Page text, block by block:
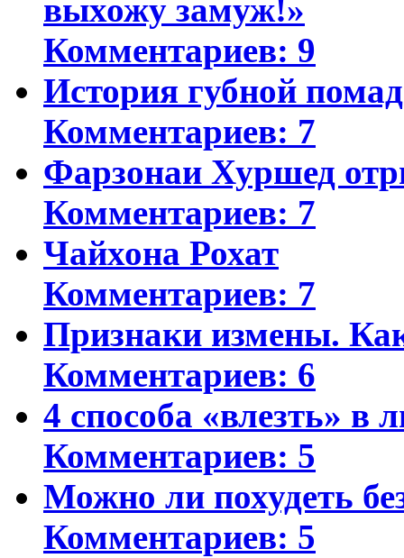
выхожу замуж!»
Комментариев: 9
История губной
Комментариев: 7
Фарзонаи Хуршед
Комментариев: 7
Чайхона Рохат
Комментариев: 7
Признаки измены.
Комментариев: 6
4 способа «влезть» в
Комментариев: 5
Можно ли похудеть
Комментариев: 5